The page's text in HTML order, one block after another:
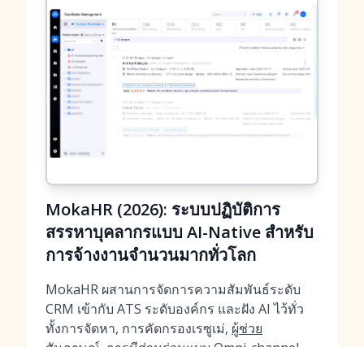
MokaHR (2026): ระบบปฏิบัติการ
สรรหาบุคลากรแบบ AI-Native สำหรับ
การจ้างงานจำนวนมากทั่วโลก
MokaHR ผสานการจัดการความสัมพันธ์ระดับ
CRM เข้ากับ ATS ระดับองค์กร และฝัง AI ไว้ทั่ว
ทั้งการจัดหา, การคัดกรองเรซูเม่, ผู้ช่วย